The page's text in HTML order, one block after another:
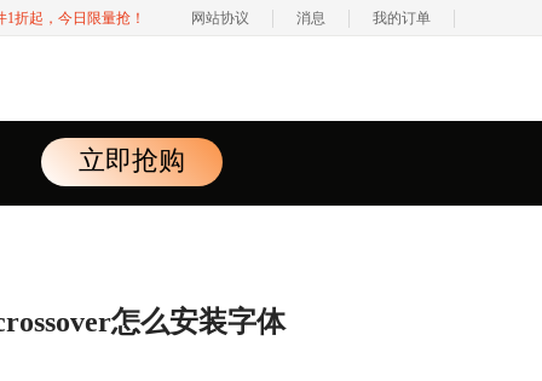
折起，今日限量抢！ 网站协议 消息 我的订单
立即抢购
怎么安装字体